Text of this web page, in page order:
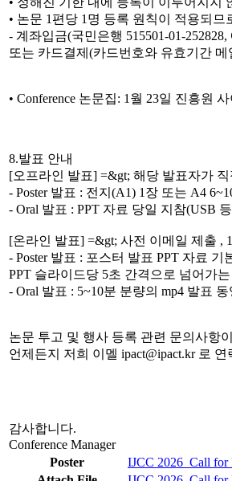
• 논문 1편당 1명 등록 원칙이 적용되
- 계좌입금(국민은행 515501-01-
또는 카드결제(카드번호와 유효기간 메
• Conference 논문집: 1월 23일 진흥원
8.발표 안내
[오프라인 발표] =&gt; 해당 발표자가
- Poster 발표 : 전지(A1) 1장 또는 A4
- Oral 발표 : PPT 자료 당일 지참(USB
[온라인 발표] =&gt; 사전 이메일 제출 ,
- Poster 발표 : 포스터 발표 PPT 자료
PPT 슬라이드당 5초 간격으로 넘어가
- Oral 발표 : 5~10분 분량의 mp4 발표
논문 투고 및 행사 등록 관련 문의사항
언제든지 저희 이멜 ipact@ipact.kr 로
감사합니다.
Conference Manager
Poster
IJCC 2026_Call for